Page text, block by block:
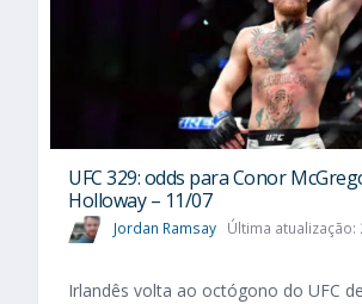
UFC 329: odds para Conor
Holloway – 11/07
Jordan Ramsay Última atualização:
Irlandês volta ao octógono do UFC